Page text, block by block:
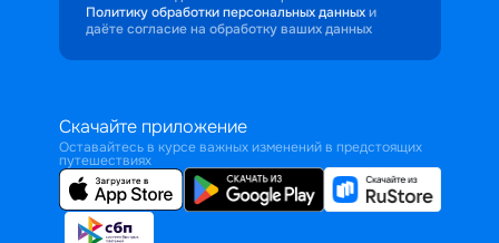
Политику обработки персональных данных и
даёте согласие на обработку ваших данных
Скачайте приложение
Оставайтесь в курсе важных изменений в предстоящих
путешествиях